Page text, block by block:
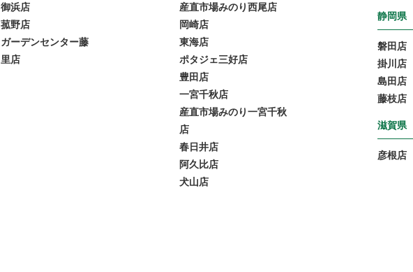
御浜店
菰野店
ガーデンセンター藤
里店
産直市場みのり西尾店
岡崎店
東海店
ポタジェ三好店
豊田店
一宮千秋店
産直市場みのり一宮千秋
店
春日井店
阿久比店
犬山店
静岡県
磐田店
掛川店
島田店
藤枝店
滋賀県
彦根店